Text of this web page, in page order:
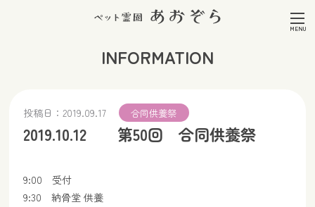
INFORMATION
投稿日： 2019.09.17 合同供養祭
2019.10.12 第50回 合同供養祭
9:00 受付
9:30 納骨堂 供養